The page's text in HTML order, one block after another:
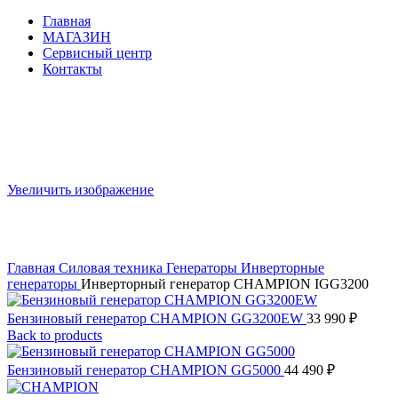
Главная
МАГАЗИН
Сервисный центр
Контакты
Увеличить изображение
Главная Силовая техника Генераторы Инверторные
генераторы Инверторный генератор CHAMPION IGG3200
Бензиновый генератор CHAMPION GG3200EW 33 990 ₽
Back to products
Бензиновый генератор CHAMPION GG5000 44 490 ₽